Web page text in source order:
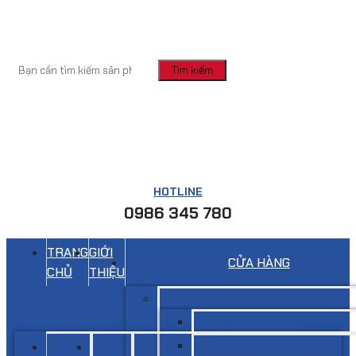
Tìm kiếm
HOTLINE
0986 345 780
TRANG
CHỦ
GIỚI
THIỆU
CỬA HÀNG
TRANG